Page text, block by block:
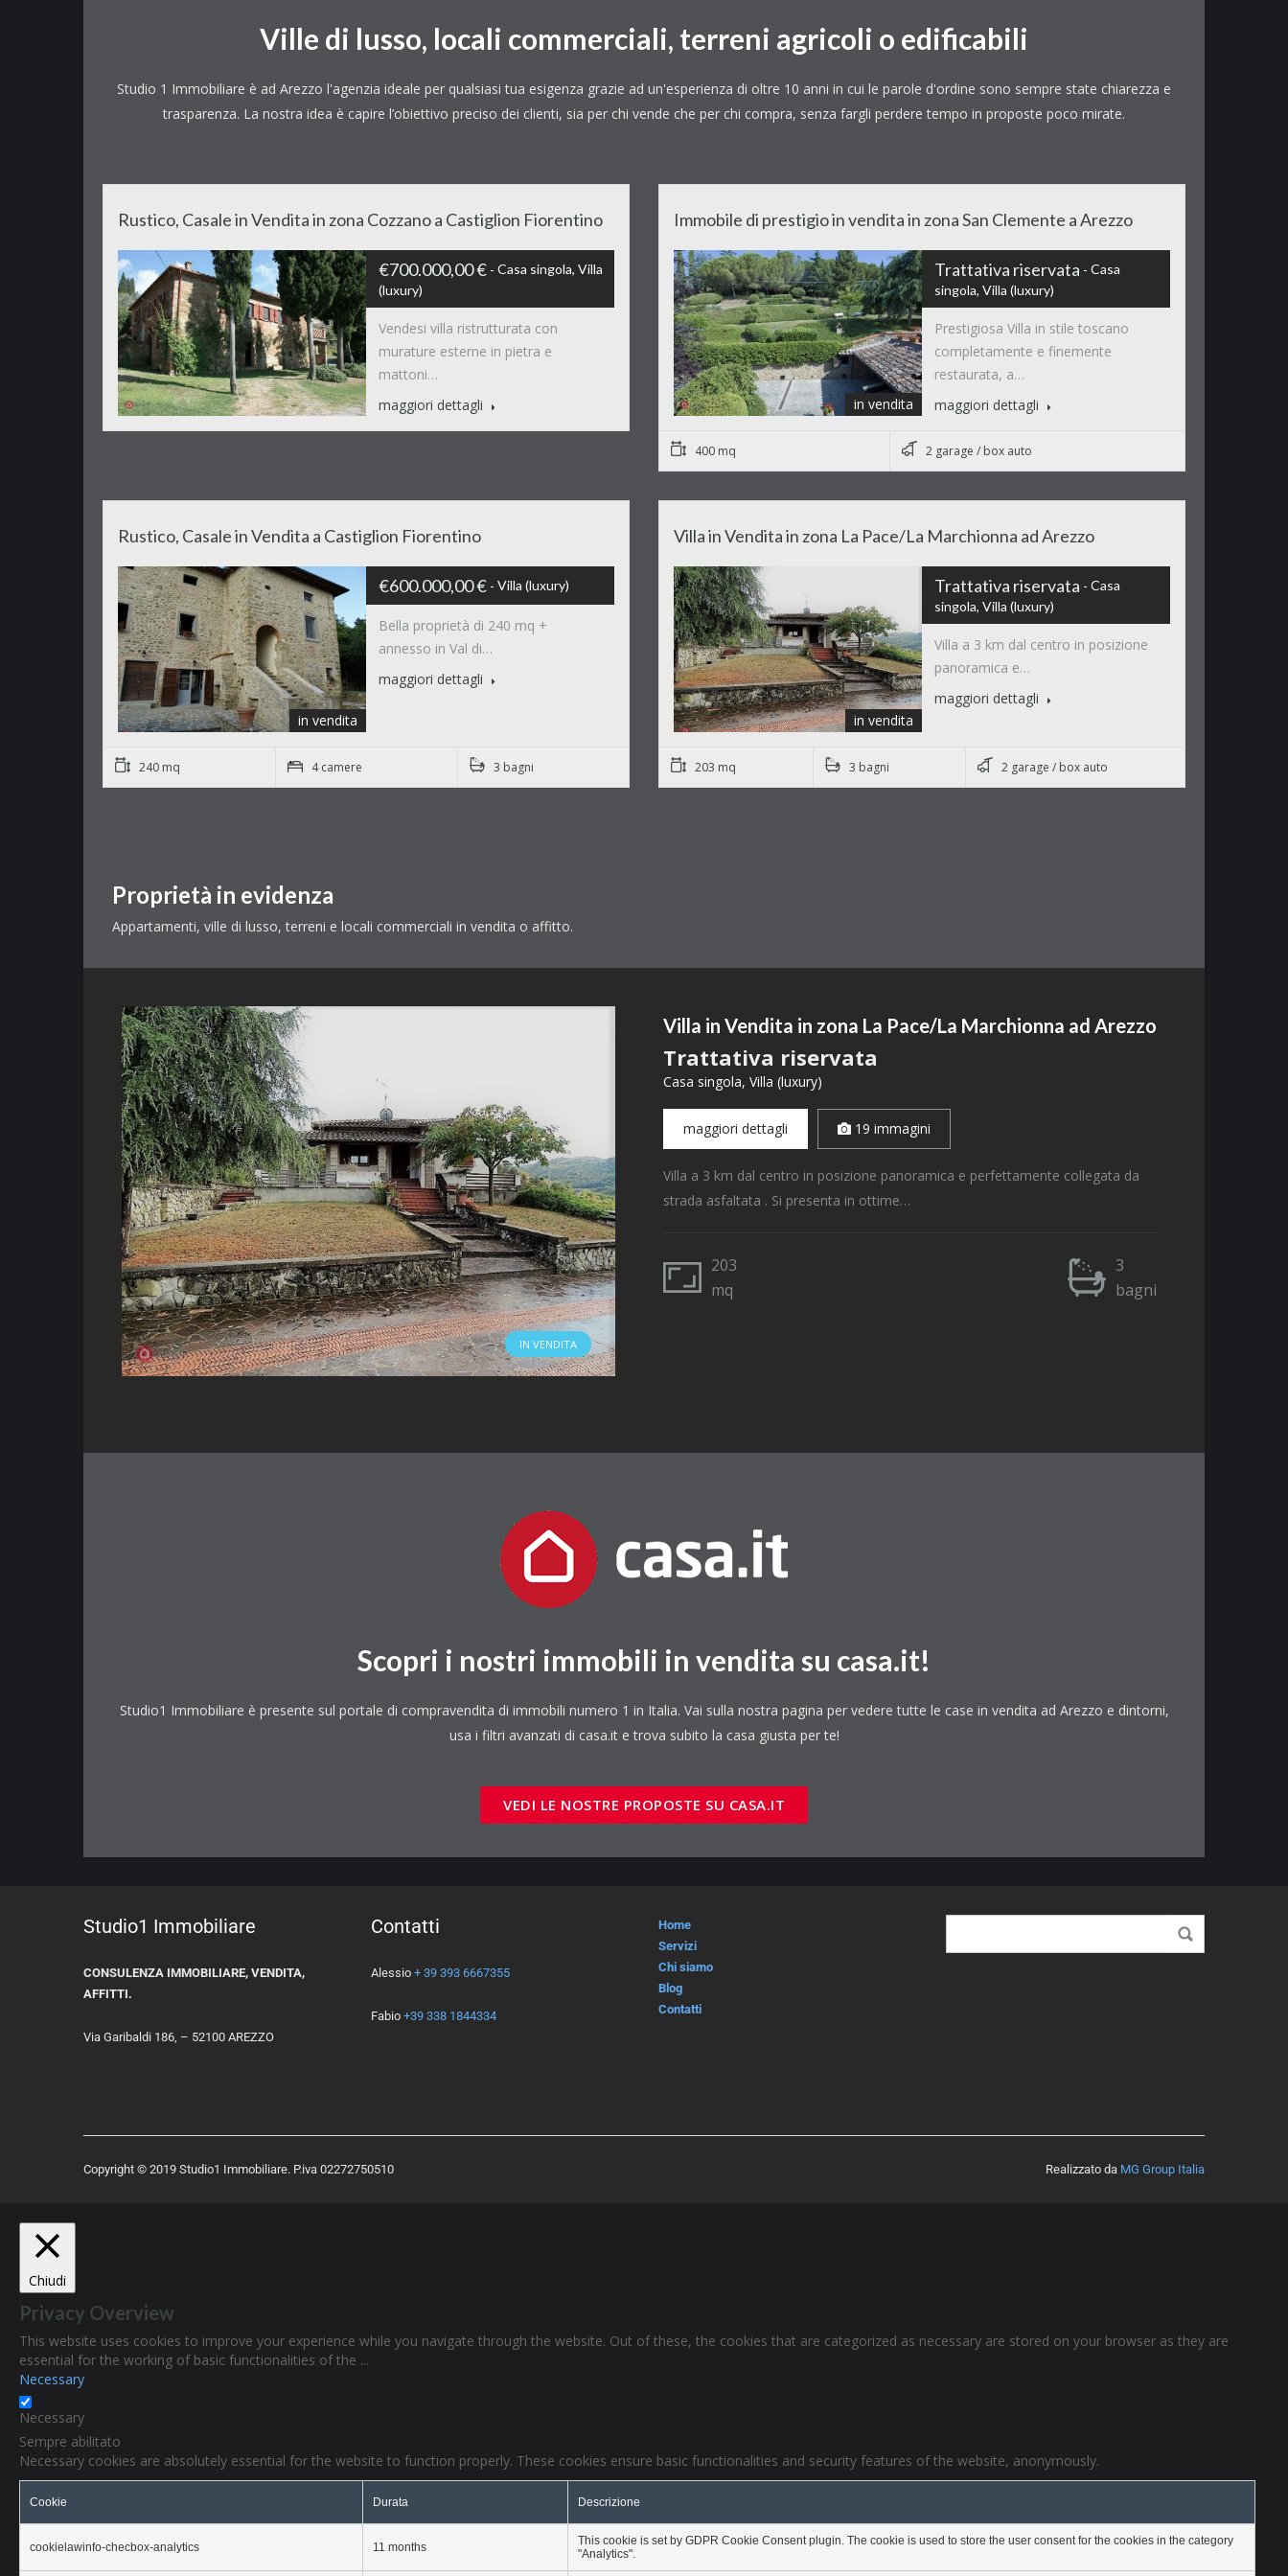
Ville di lusso, locali commerciali, terreni agricoli o edificabili
Studio 1 Immobiliare è ad Arezzo l'agenzia ideale per qualsiasi tua esigenza grazie ad un'esperienza di oltre 10 anni in cui le parole d'ordine sono sempre state chiarezza e
trasparenza. La nostra idea è capire l’obiettivo preciso dei clienti, sia per chi vende che per chi compra, senza fargli perdere tempo in proposte poco mirate.
Rustico, Casale in Vendita in zona Cozzano a Castiglion Fiorentino
€700.000,00 €
Casa singola, Villa
(luxury)
Vendesi villa ristrutturata con
murature esterne in pietra e
mattoni…
maggiori dettagli
Immobile di prestigio in vendita in zona San Clemente a Arezzo
in vendita
Trattativa riservata
Casa
singola, Villa (luxury)
Prestigiosa Villa in stile toscano
completamente e finemente
restaurata, a…
maggiori dettagli
400 mq 2 garage / box auto
Rustico, Casale in Vendita a Castiglion Fiorentino
in vendita
€600.000,00 € Villa (luxury)
Bella proprietà di 240 mq +
annesso in Val di…
maggiori dettagli
240 mq 4 camere 3 bagni
Villa in Vendita in zona La Pace/La Marchionna ad Arezzo
in vendita
Trattativa riservata
Casa
singola, Villa (luxury)
Villa a 3 km dal centro in posizione
panoramica e…
maggiori dettagli
203 mq 3 bagni 2 garage / box auto
Proprietà in evidenza
Appartamenti, ville di lusso, terreni e locali commerciali in vendita o affitto.
IN VENDITA
Villa in Vendita in zona La Pace/La Marchionna ad Arezzo
Trattativa riservata
Casa singola, Villa (luxury)
maggiori dettagli 19 immagini
Villa a 3 km dal centro in posizione panoramica e perfettamente collegata da
strada asfaltata . Si presenta in ottime…
203
mq
3
bagni
Scopri i nostri immobili in vendita su casa.it!
Studio1 Immobiliare è presente sul portale di compravendita di immobili numero 1 in Italia. Vai sulla nostra pagina per vedere tutte le case in vendita ad Arezzo e dintorni,
usa i filtri avanzati di casa.it e trova subito la casa giusta per te!
VEDI LE NOSTRE PROPOSTE SU CASA.IT
Studio1 Immobiliare
CONSULENZA IMMOBILIARE, VENDITA,
AFFITTI.
Via Garibaldi 186, – 52100 AREZZO
Contatti
Alessio + 39 393 6667355
Fabio +39 338 1844334
Home
Servizi
Chi siamo
Blog
Contatti
Copyright © 2019 Studio1 Immobiliare. P.iva 02272750510 Realizzato da MG Group Italia
Chiudi
Privacy Overview
This website uses cookies to improve your experience while you navigate through the website. Out of these, the cookies that are categorized as necessary are stored on your browser as they are
essential for the working of basic functionalities of the ...
Necessary
Necessary
Sempre abilitato
Necessary cookies are absolutely essential for the website to function properly. These cookies ensure basic functionalities and security features of the website, anonymously.
Cookie Durata Descrizione
cookielawinfo-checbox-analytics 11 months
This cookie is set by GDPR Cookie Consent plugin. The cookie is used to store the user consent for the cookies in the category
"Analytics".